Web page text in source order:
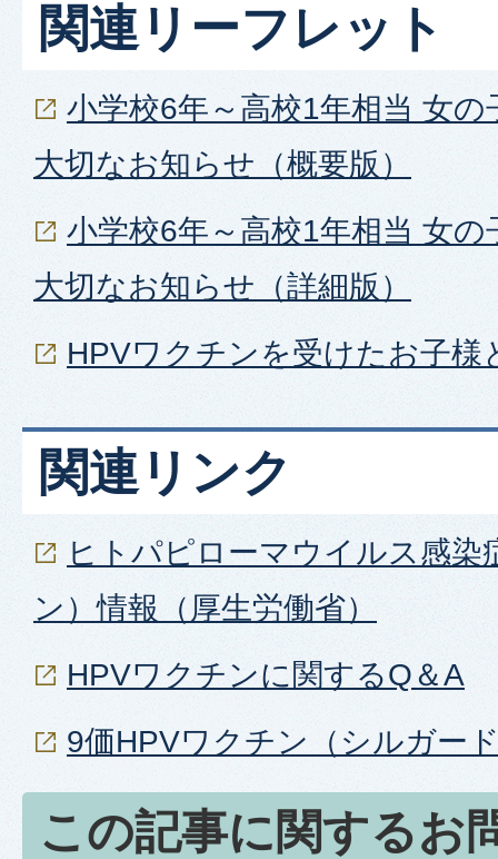
関連リーフレット
小学校6年～高校1年相当 女
大切なお知らせ（概要版）
小学校6年～高校1年相当 女
大切なお知らせ（詳細版）
HPVワクチンを受けたお子様
関連リンク
ヒトパピローマウイルス感染
ン）情報（厚生労働省）
HPVワクチンに関するQ＆A
9価HPVワクチン（シルガー
この記事に関するお